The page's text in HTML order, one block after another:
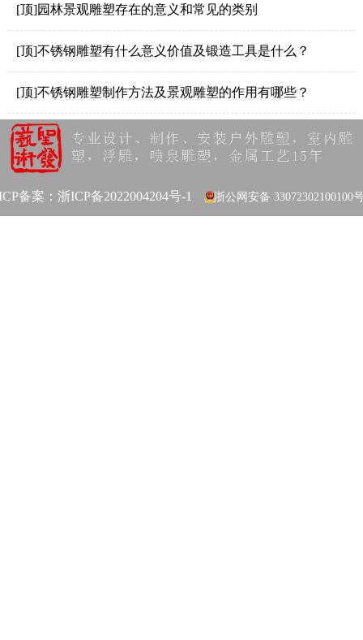
[顶]园林景观雕塑存在的意义和常见的类别
[顶]不锈钢雕塑有什么意义价值及锻造工具是什么？
[顶]不锈钢雕塑制作方法及景观雕塑的作用有哪些？
备案：浙ICP备2022004204号-1 浙公网安备 33072302100100